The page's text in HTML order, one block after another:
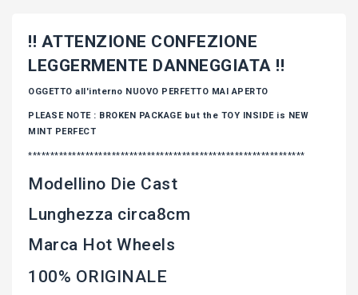
!! ATTENZIONE CONFEZIONE
LEGGERMENTE DANNEGGIATA !!
OGGETTO all'interno NUOVO PERFETTO MAI APERTO
PLEASE NOTE : BROKEN PACKAGE but the TOY INSIDE is NEW
MINT PERFECT
***************************************************************
Modellino Die Cast
Lunghezza circa8cm
Marca Hot Wheels
100% ORIGINALE